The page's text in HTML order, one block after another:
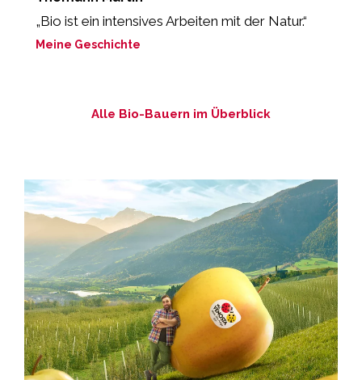
„Bio ist ein intensives Arbeiten mit der Natur.“
Meine Geschichte
Alle Bio-Bauern im Überblick